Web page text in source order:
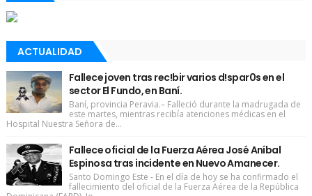
ACTUALIDAD
Fallece joven tras rec!bir varios d!spar0s en el
sector El Fundo, en Baní.
Baní, provincia Peravia.– Falleció durante la madrugada de
este martes, mientras recibía atenciones médicas en el
Hospital Nuestra Señora de...
Fallece oficial de la Fuerza Aérea José Aníbal
Espinosa tras incidente en Nuevo Amanecer.
Santo Domingo Este - En el día de hoy se ha confirmado el
fallecimiento del oficial de la Fuerza Aérea de la República